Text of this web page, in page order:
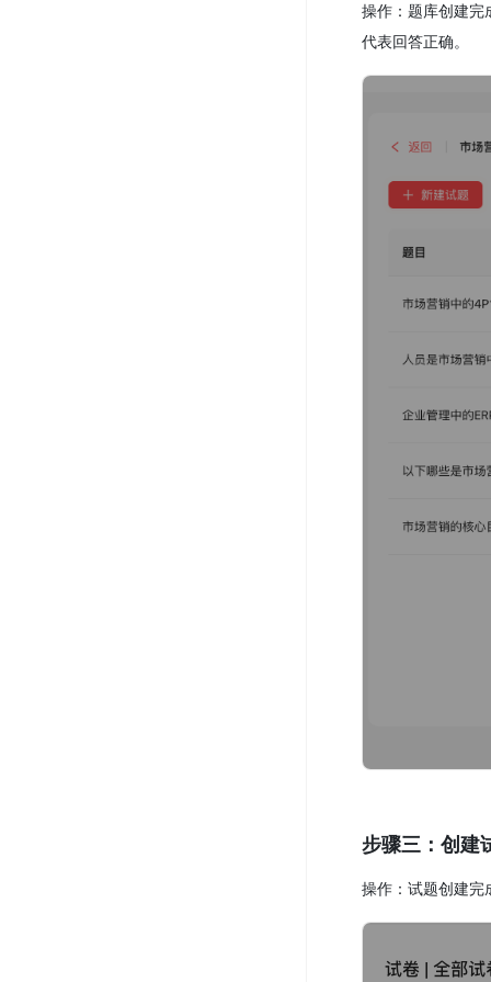
操作：题库创建完
代表回答正确。
步骤三：创建
操作：试题创建完